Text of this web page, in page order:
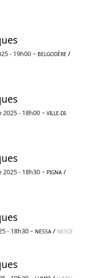
- 19h00 - BELGODÈRE /
- 18h00 - VILLE-DI-
- 18h30 - PIGNA /
- 18h30 - NESSA / NESCE